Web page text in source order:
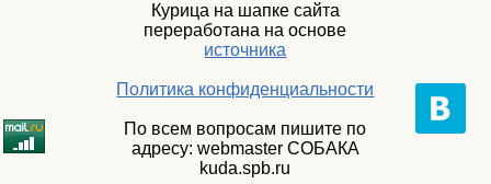
Курица на шапке сайта
переработана на основе
источника
Политика конфиденциальности
По всем вопросам пишите по
адресу: webmaster СОБАКА
kuda.spb.ru